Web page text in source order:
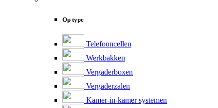
Op type
Telefooncellen
Werkbakken
Vergaderboxen
Vergaderzalen
Kamer-in-kamer systemen